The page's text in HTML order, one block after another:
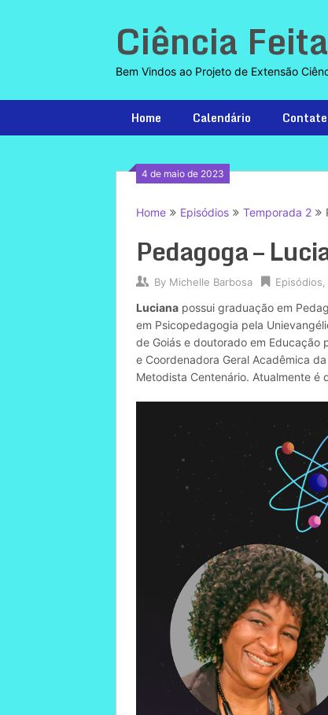
Ciência
Bem Vindos ao Projeto de Extensão
Home Calendário
4 de maio de 2023
Home Episódios Temporada 2
Pedagoga –
By Michelle Barbosa Episódios
Luciana possui graduação em
em Psicopedagogia pela
de Goiás e doutorado em Educação
e Coordenadora Geral Acadêmica
Metodista Centenário. Atualmente é